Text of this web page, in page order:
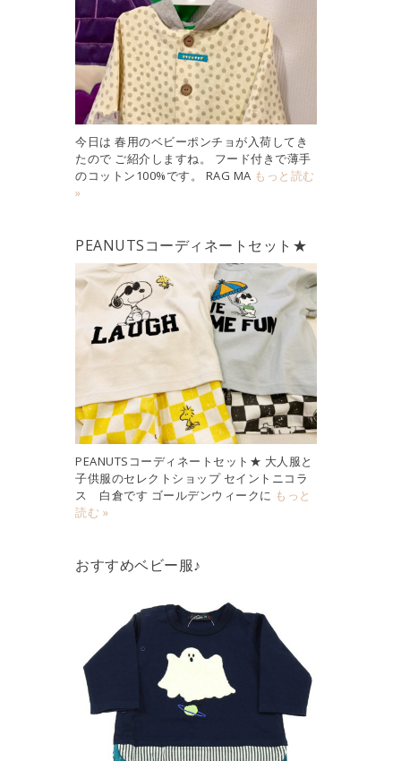
今日は 春用のベビーポンチョが入荷してき
たので ご紹介しますね。 フード付きで薄手
のコットン100%です。 RAG MA もっと読む
»
PEANUTSコーディネートセット★
PEANUTSコーディネートセット★ 大人服と
子供服のセレクトショップ セイントニコラ
ス 白倉です ゴールデンウィークに もっと
読む »
おすすめベビー服♪